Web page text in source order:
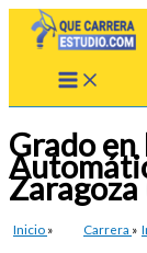
Grado
Zaragoza
Inicio » Carrera »